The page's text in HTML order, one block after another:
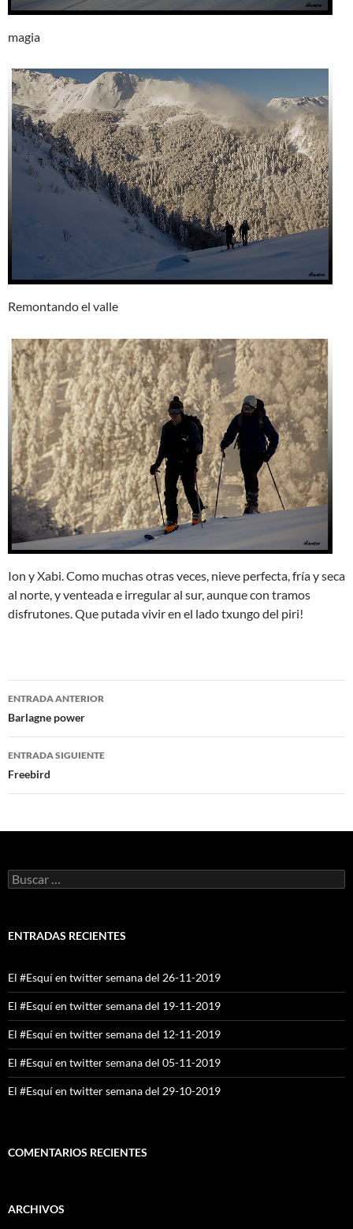
magia
Remontando el valle
Ion y Xabi. Como muchas otras veces, nieve perfecta, fría y seca
al norte, y venteada e irregular al sur, aunque con tramos
disfrutones. Que putada vivir en el lado txungo del piri!
Navegación
de
entradas
ENTRADA ANTERIOR
Barlagne power
ENTRADA SIGUIENTE
Freebird
Buscar:
ENTRADAS RECIENTES
El #Esquí en twitter semana del 26-11-2019
El #Esquí en twitter semana del 19-11-2019
El #Esquí en twitter semana del 12-11-2019
El #Esquí en twitter semana del 05-11-2019
El #Esquí en twitter semana del 29-10-2019
COMENTARIOS RECIENTES
ARCHIVOS